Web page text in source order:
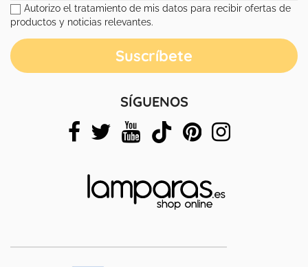
Autorizo el tratamiento de mis datos para recibir ofertas de
productos y noticias relevantes.
SÍGUENOS